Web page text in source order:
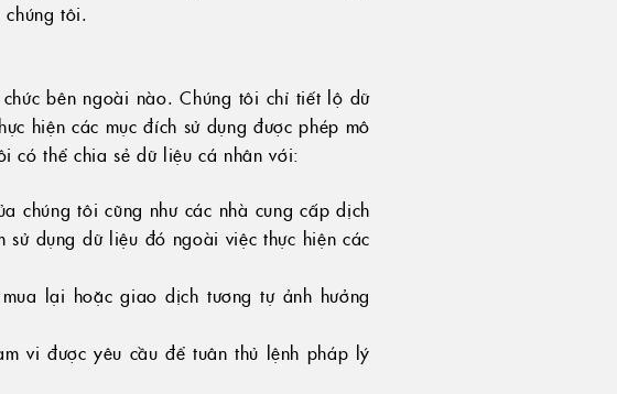
tôi.
bên ngoài nào. Chúng tôi chỉ tiết lộ dữ
hiện các mục đích sử dụng được phép mô
có thể chia sẻ dữ liệu cá nhân với:
chúng tôi cũng như các nhà cung cấp dịch
dụng dữ liệu đó ngoài việc thực hiện các
lại hoặc giao dịch tương tự ảnh hưởng
vi được yêu cầu để tuân thủ lệnh pháp lý